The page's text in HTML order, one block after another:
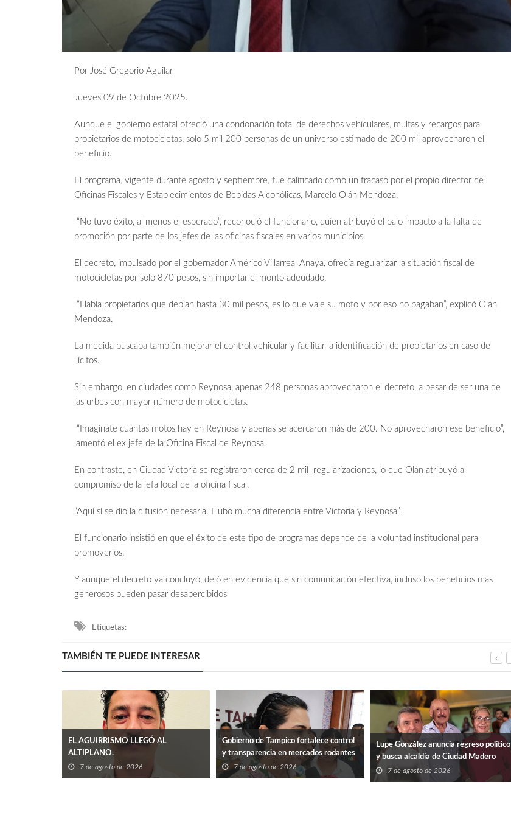
Por José Gregorio Aguilar
Jueves 09 de Octubre 2025.
Aunque el gobierno estatal ofreció una condonación total de derechos vehiculares, multas y recargos para
propietarios de motocicletas, solo 5 mil 200 personas de un universo estimado de 200 mil aprovecharon el
beneficio.
El programa, vigente durante agosto y septiembre, fue calificado como un fracaso por el propio director de
Oficinas Fiscales y Establecimientos de Bebidas Alcohólicas, Marcelo Olán Mendoza.
“No tuvo éxito, al menos el esperado”, reconoció el funcionario, quien atribuyó el bajo impacto a la falta de
promoción por parte de los jefes de las oficinas fiscales en varios municipios.
El decreto, impulsado por el gobernador Américo Villarreal Anaya, ofrecía regularizar la situación fiscal de
motocicletas por solo 870 pesos, sin importar el monto adeudado.
“Había propietarios que debían hasta 30 mil pesos, es lo que vale su moto y por eso no pagaban”, explicó Olán
Mendoza.
La medida buscaba también mejorar el control vehicular y facilitar la identificación de propietarios en caso de
ilícitos.
Sin embargo, en ciudades como Reynosa, apenas 248 personas aprovecharon el decreto, a pesar de ser una de
las urbes con mayor número de motocicletas.
“Imagínate cuántas motos hay en Reynosa y apenas se acercaron más de 200. No aprovecharon ese beneficio”,
lamentó el ex jefe de la Oficina Fiscal de Reynosa.
En contraste, en Ciudad Victoria se registraron cerca de 2 mil regularizaciones, lo que Olán atribuyó al
compromiso de la jefa local de la oficina fiscal.
“Aquí sí se dio la difusión necesaria. Hubo mucha diferencia entre Victoria y Reynosa”.
El funcionario insistió en que el éxito de este tipo de programas depende de la voluntad institucional para
promoverlos.
Y aunque el decreto ya concluyó, dejó en evidencia que sin comunicación efectiva, incluso los beneficios más
generosos pueden pasar desapercibidos
Etiquetas:
TAMBIÉN TE PUEDE INTERESAR
EL AGUIRRISMO LLEGÓ AL
ALTIPLANO.
7 de agosto de 2026
Gobierno de Tampico fortalece control
y transparencia en mercados rodantes
7 de agosto de 2026
Lupe González anuncia regreso político
y busca alcaldía de Ciudad Madero
7 de agosto de 2026